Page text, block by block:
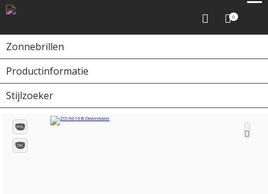
0
Zonnebrillen
Productinformatie
Stijlzoeker
Home Zonnebrillen